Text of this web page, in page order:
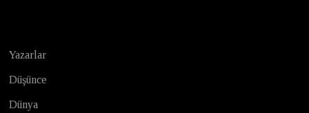
Yazarlar
Düşünce
Dünya